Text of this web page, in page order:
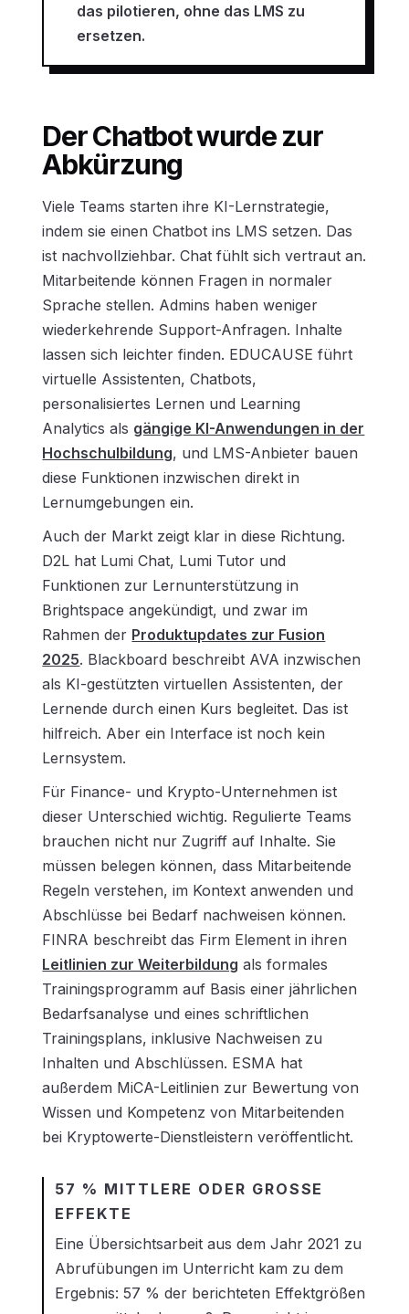
das pilotieren, ohne das LMS zu
ersetzen.
Der Chatbot wurde zur
Abkürzung
Viele Teams starten ihre KI-Lernstrategie,
indem sie einen Chatbot ins LMS setzen. Das
ist nachvollziehbar. Chat fühlt sich vertraut an.
Mitarbeitende können Fragen in normaler
Sprache stellen. Admins haben weniger
wiederkehrende Support-Anfragen. Inhalte
lassen sich leichter finden. EDUCAUSE führt
virtuelle Assistenten, Chatbots,
personalisiertes Lernen und Learning
Analytics als gängige KI-Anwendungen in der
Hochschulbildung, und LMS-Anbieter bauen
diese Funktionen inzwischen direkt in
Lernumgebungen ein.
Auch der Markt zeigt klar in diese Richtung.
D2L hat Lumi Chat, Lumi Tutor und
Funktionen zur Lernunterstützung in
Brightspace angekündigt, und zwar im
Rahmen der Produktupdates zur Fusion
2025. Blackboard beschreibt AVA inzwischen
als KI-gestützten virtuellen Assistenten, der
Lernende durch einen Kurs begleitet. Das ist
hilfreich. Aber ein Interface ist noch kein
Lernsystem.
Für Finance- und Krypto-Unternehmen ist
dieser Unterschied wichtig. Regulierte Teams
brauchen nicht nur Zugriff auf Inhalte. Sie
müssen belegen können, dass Mitarbeitende
Regeln verstehen, im Kontext anwenden und
Abschlüsse bei Bedarf nachweisen können.
FINRA beschreibt das Firm Element in ihren
Leitlinien zur Weiterbildung als formales
Trainingsprogramm auf Basis einer jährlichen
Bedarfsanalyse und eines schriftlichen
Trainingsplans, inklusive Nachweisen zu
Inhalten und Abschlüssen. ESMA hat
außerdem MiCA-Leitlinien zur Bewertung von
Wissen und Kompetenz von Mitarbeitenden
bei Kryptowerte-Dienstleistern veröffentlicht.
57 % MITTLERE ODER GROSSE E
FFEKTE
Eine Übersichtsarbeit aus dem Jahr 2021 zu
Abrufübungen im Unterricht kam zu dem
Ergebnis: 57 % der berichteten Effektgrößen